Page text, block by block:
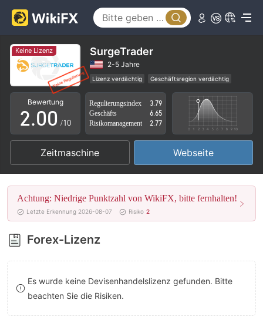
Keine Lizenz SurgeTrader
2-5 Jahre
Lizenz verdächtig
Geschäftsregion verdächtig
Hohes potenzielles Risiko
Bewertung
0
1
2
3
4
5
6
7
8
9
.0
1
2
3
4
5
6
7
8
0
1
2
3
4
5
6
7
8
/10
Regulierungsindex
3.79
Geschäfts
6.65
Risikomanagement
2.77
Zeitmaschine Webseite
Achtung: Niedrige Punktzahl von WikiFX, bitte fernhalten!
Letzte Erkennung 2026-08-07 Risiko 2
Forex-Lizenz
Es wurde keine Devisenhandelslizenz gefunden. Bitte
beachten Sie die Risiken.